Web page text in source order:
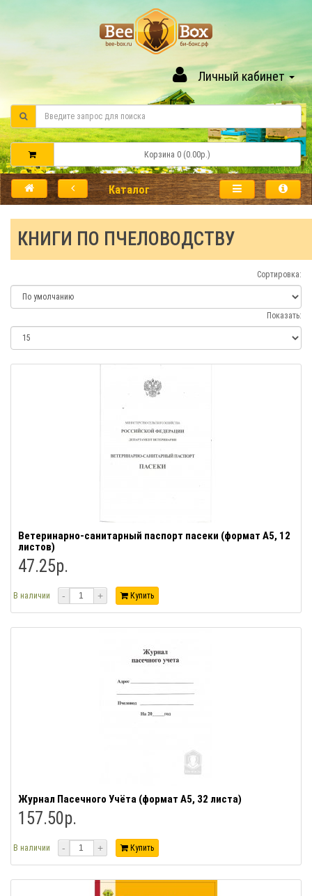
Личный кабинет
Корзина 0 (0.00р.)
Каталог
КНИГИ ПО ПЧЕЛОВОДСТВУ
Сортировка:
Показать:
Ветеринарно-санитарный паспорт пасеки (формат А5, 12
листов)
47.25р.
В наличии - + Купить
Журнал Пасечного Учёта (формат А5, 32 листа)
157.50р.
В наличии - + Купить